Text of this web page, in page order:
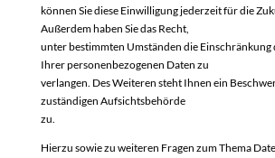
können Sie diese Einwilligung jederzeit für die
Außerdem haben Sie das Recht,
unter bestimmten Umständen die
Ihrer personenbezogenen Daten zu
verlangen. Des Weiteren steht Ihnen ein
zuständigen Aufsichtsbehörde
zu.
Hierzu sowie zu weiteren Fragen zum Thema